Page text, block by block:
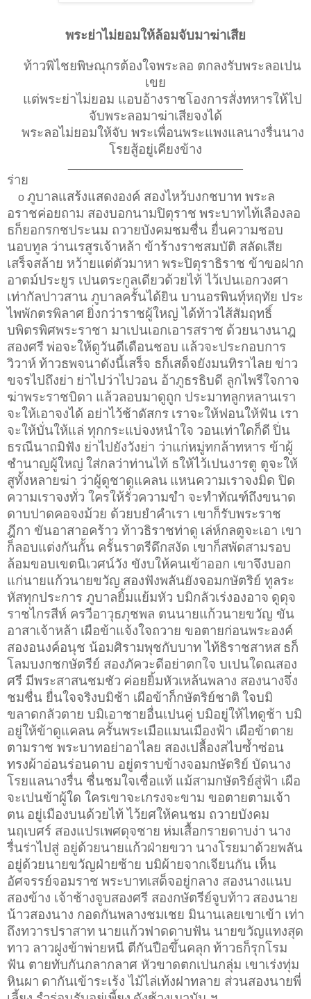
พระย่าไม่ยอมให้ล้อมจับมาฆ่าเสีย
ท้าวพิไชยพิษณุกรต้องใจพระลอ ตกลงรับพระลอเปน
เขย
แต่พระย่าไม่ยอม แอบอ้างราชโองการสั่งทหารให้ไป
จับพระลอมาฆ่าเสียจงได้
พระลอไม่ยอมให้จับ พระเพื่อนพระแพงแลนางรื่นนาง
โรยสู้อยู่เคียงข้าง
ร่าย
o ภูบาลแสร้งแสดงองค์ สองไหว้บงกชบาท พระล
อราชค่อยถาม สองบอกนามปิตุราช พระบาทไท้เลืองลอ
ธก็ยอกรกชประนม ถวายบังคมชมชื่น ยื่นความชอบ
นอบทูล ว่านเรสูรเจ้าหล้า ข้าร้างราชสมบัติ สลัดเสีย
เสร็จสล้าย หว้ายแต่ตัวมาหา พระปิตุราธิราช ข้าขอฝาก
อาตม์ประยูร เปนตระกูลเดียวด้วยไท้ ไว้เปนเอกวงศา
เท่ากัลปาวสาน ภูบาลครั้นได้ยิน บานอรพินทุ์หฤทัย ประ
ไพพักตรพิลาศ ยิ่งกว่าราชผู้ใหญ่ ได้ท้าวไส้สัมฤทธิ์
บพิตรพิศพระราชา มาเปนเอกเอารสราช ด้วยนางนาฎ
สองศรีพ่อจะให้ดูวันดีเดือนชอบ แล้วจะประกอบการ
วิวาห์ ท้าวธพจนาดังนี้เสร็จ ธก็เสด็จยังมนทิราไลย ข่าว
ขจรไปถึงย่า ย่าไปว่าไปวอน อ้าภูธรธิบดี ลูกไพรีใจกาจ
ฆ่าพระราชบิดา แล้วลอบมาดูถูก ประมาทลูกหลานเรา
จะให้เอาจงได้ อย่าไว้ช้าดัสกร เราจะให้ฟอนให้ฟัน เรา
จะให้บั่นให้แล่ ทุกกระแบ่จงหนำใจ วอนเท่าใดก็ดี ปิ่น
ธรณีนาถมิฟัง ย่าไปยังวังย่า ว่าแก่หมู่ทกล้าทหาร ข้าผู้
ชำนาญผู้ใหญ่ ใส่กลว่าท่านไท้ ธให้ไว้เปนงารตู ตูจะให้
สูทั้งหลายฆ่า ว่าผู้ดูชาดูแคลน แหนความเราจงมิด ปิด
ความเราจงทั่ว ใครให้รั่วความขำ จะทำทัณฑ์ถึงขนาด
ดาบปาดคอจงม้วย ด้วยบยำคำเรา เขาก็รับพระราช
ฎีกา ขันอาสาอคร้าว ท้าวธิราชท่าดู เล่ห์กลตูจะเอา เขา
ก็ลอบแต่งกันกั้น ครั้นราตรีดึกสงัด เขาก็สพัดสามรอบ
ล้อมขอบเขตนิเวศน์วัง ขังบให้คนเข้าออก เขาจึงบอก
แก่นายแก้วนายขวัญ สองฟังพลันยังจอมกษัตริย์ ทูลระ
หัสทุกประการ ภูบาลยิ้มแย้มหัว บมิกลัวเร่งองอาจ ดูดุจ
ราชไกรสีห์ ครวีอาวุธภุชพล ตนนายแก้วนายขวัญ ขัน
อาสาเจ้าหล้า เผือข้าแจ้งใจถวาย ขอตายก่อนพระองค์
สองอนงค์อนุช น้อมศิรามพุชกับบาท ไท้ธิราชสาหส ธก็
โลมบงกชกษัตรีย์ สองภัควะดีอย่าตกใจ บเปนใดณสอง
ศรี มีพระสาสนชมชัว ค่อยยิ้มหัวเหล้นพลาง สองนางจึ่ง
ชมชื่น ยื่นใจจริงบมิช้า เผือข้าก็กษัตริย์ชาติ ใจบมิ
ขลาดกลัวตาย บมิเอาชายอื่นเปนคู่ บมิอยู่ให้ไทดูช้า บมิ
อยู่ให้ข้าดูแคลน ครั้นพระเมือแมนเมืองฟ้า เผือข้าตาย
ตามราช พระบาทอย่าอาไลย สองเปลื้องสไบซ้ำซ่อน
ทรงผ้าอ่อนร่อนดาบ อยู่ตราบข้างจอมกษัตริย์ บัดนาง
โรยแลนางรื่น ชื่นชมใจเชื่อแท้ แม้สามกษัตริย์สู่ฟ้า เผือ
จะเปนข้าผู้ใด ใครเขาจะเกรงจะขาม ขอตายตามเจ้า
ตน อยู่เมืองบนด้วยไท้ ไว้ยศให้คนชม ถวายบังคม
นฤเบศร์ สองแปรเพศดุจชาย ห่มเสื้อกรายดาบง่า นาง
รื่นร่าไปสู่ อยู่ด้วยนายแก้วฝ่ายขวา นางโรยมาด้วยพลัน
อยู่ด้วยนายขวัญฝ่ายซ้าย บมิผ้ายจากเจียนกัน เห็น
อัศจรรย์จอมราช พระบาทเสด็จอยู่กลาง สองนางแนบ
สองข้าง เจ้าช้างจูบสองศรี สองกษัตรีย์จูบท้าว สองนาย
น้าวสองนาง กอดกันพลางชมเชย มินานเลยเขาเข้า เท่า
ถึงทวารปราสาท นายแก้วฟาดดาบฟัน นายขวัญแทงสุด
ทาว ลาวฝูงข้าพ่ายหนี ตีกันปือขึ้นคลุก ท้าวธก็รุกโรม
ฟัน ตายทับกันกลากลาศ หัวขาดตกเปนกลุ่ม เขาเร่งทุ่ม
หินผา ดากันเข้าระเร้ง ไม้ไล่เท้งฝาทลาย ส่วนสองนายพี่